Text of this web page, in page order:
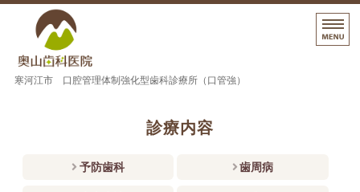
寒河江市 口腔管理体制強化型歯科診療所（口管強）
診療内容
予防歯科 歯周病